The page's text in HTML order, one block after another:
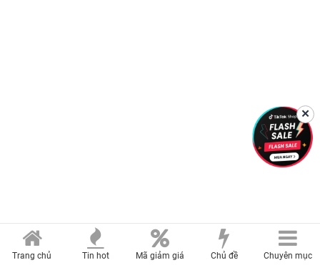
Trang chủ Tin hot Mã giảm giá Chủ đề Chuyên mục
✕